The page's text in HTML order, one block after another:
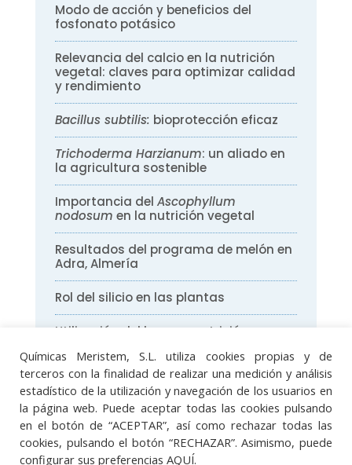
Modo de acción y beneficios del
fosfonato potásico
Relevancia del calcio en la nutrición
vegetal: claves para optimizar calidad
y rendimiento
Bacillus subtilis: bioprotección eficaz
Trichoderma Harzianum: un aliado en
la agricultura sostenible
Importancia del Ascophyllum
nodosum en la nutrición vegetal
Resultados del programa de melón en
Adra, Almería
Rol del silicio en las plantas
Utilización del boro en nutrición
Aviso legal ·Política de protección de datos
·Política de cookies·Sistema Integrado de
Gestión
Químicas Meristem, S.L. utiliza cookies propias y de
terceros con la finalidad de realizar una medición y análisis
estadístico de la utilización y navegación de los usuarios en
la página web. Puede aceptar todas las cookies pulsando
en el botón de “ACEPTAR”, así como rechazar todas las
cookies, pulsando el botón “RECHAZAR”. Asimismo, puede
configurar sus preferencias AQUÍ.